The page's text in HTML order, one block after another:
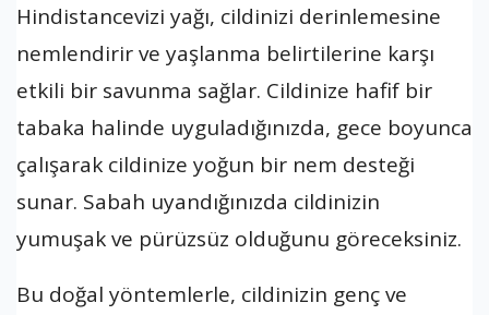
Hindistancevizi yağı, cildinizi derinlemesine
nemlendirir ve yaşlanma belirtilerine karşı
etkili bir savunma sağlar. Cildinize hafif bir
tabaka halinde uyguladığınızda, gece boyunca
çalışarak cildinize yoğun bir nem desteği
sunar. Sabah uyandığınızda cildinizin
yumuşak ve pürüzsüz olduğunu göreceksiniz.
Bu doğal yöntemlerle, cildinizin genç ve